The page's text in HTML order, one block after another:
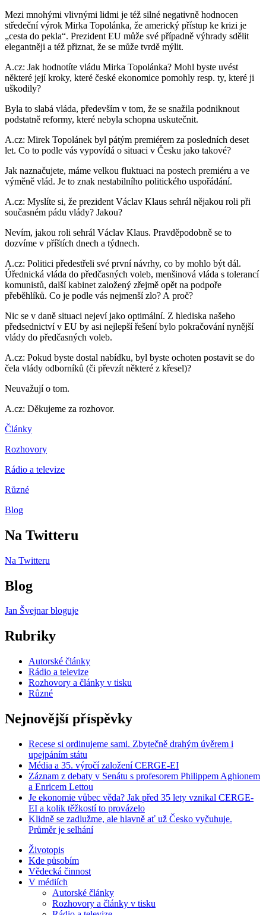
Mezi mnohými vlivnými lidmi je též silné negativně hodnocen
středeční výrok Mirka Topolánka, že americký přístup ke krizi je
„cesta do pekla“. Prezident EU může své případně výhrady sdělit
elegantněji a též přiznat, že se může tvrdě mýlit.
A.cz: Jak hodnotíte vládu Mirka Topolánka? Mohl byste uvést
některé její kroky, které české ekonomice pomohly resp. ty, které ji
uškodily?
Byla to slabá vláda, především v tom, že se snažila podniknout
podstatně reformy, které nebyla schopna uskutečnit.
A.cz: Mirek Topolánek byl pátým premiérem za posledních deset
let. Co to podle vás vypovídá o situaci v Česku jako takové?
Jak naznačujete, máme velkou fluktuaci na postech premiéru a ve
výměně vlád. Je to znak nestabilního politického uspořádání.
A.cz: Myslíte si, že prezident Václav Klaus sehrál nějakou roli při
současném pádu vlády? Jakou?
Nevím, jakou roli sehrál Václav Klaus. Pravděpodobně se to
dozvíme v příštích dnech a týdnech.
A.cz: Politici předestřeli své první návrhy, co by mohlo být dál.
Úřednická vláda do předčasných voleb, menšinová vláda s tolerancí
komunistů, další kabinet založený zřejmě opět na podpoře
přeběhlíků. Co je podle vás nejmenší zlo? A proč?
Nic se v daně situaci nejeví jako optimální. Z hlediska našeho
předsednictví v EU by asi nejlepší řešení bylo pokračování nynější
vlády do předčasných voleb.
A.cz: Pokud byste dostal nabídku, byl byste ochoten postavit se do
čela vlády odborníků (či převzít některé z křesel)?
Neuvažují o tom.
A.cz: Děkujeme za rozhovor.
Články
Rozhovory
Rádio a televize
Různé
Blog
Na Twitteru
Na Twitteru
Blog
Jan Švejnar bloguje
Rubriky
Autorské články
Rádio a televize
Rozhovory a články v tisku
Různé
Nejnovější příspěvky
Recese si ordinujeme sami. Zbytečně drahým úvěrem i
upejpáním státu
Média a 35. výročí založení CERGE-EI
Záznam z debaty v Senátu s profesorem Philippem Aghionem
a Enricem Lettou
Je ekonomie vůbec věda? Jak před 35 lety vznikal CERGE-
EI a kolik těžkostí to provázelo
Klidně se zadlužme, ale hlavně ať už Česko vyčuhuje.
Průměr je selhání
Životopis
Kde působím
Vědecká činnost
V médiích
Autorské články
Rozhovory a články v tisku